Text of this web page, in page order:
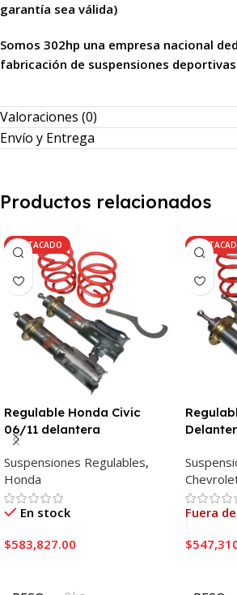
garantía sea válida)
Somos 302hp una empresa nacional
fabricación de suspensiones deportivas
Valoraciones (0)
Envío y Entrega
Productos relacionados
DESTACADO
Regulable Honda Civic
06/11 delantera
Suspensiones Regulables,
Honda
En stock
$583,827.00
Fuera
$